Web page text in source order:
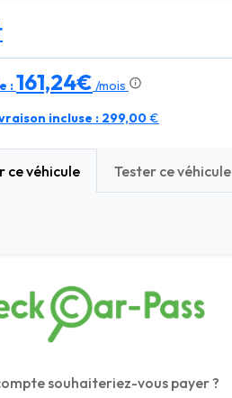
:161,24€ /mois
incluse : 299,00€
ce véhicule Tester ce véhicule
souhaiteriez-vous payer ?